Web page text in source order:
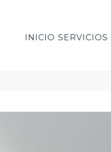
INICIO SERVICIOS